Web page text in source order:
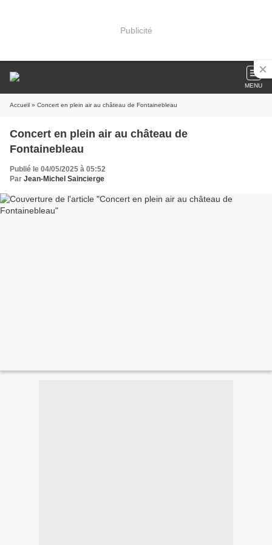
Publicité
MENU
Accueil » Concert en plein air au château de Fontainebleau
Concert en plein air au château de
Fontainebleau
Publié le 04/05/2025 à 05:52
Par Jean-Michel Saincierge